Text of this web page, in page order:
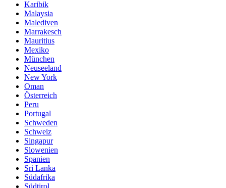
Karibik
Malaysia
Malediven
Marrakesch
Mauritius
Mexiko
München
Neuseeland
New York
Oman
Österreich
Peru
Portugal
Schweden
Schweiz
Singapur
Slowenien
Spanien
Sri Lanka
Südafrika
Südtirol